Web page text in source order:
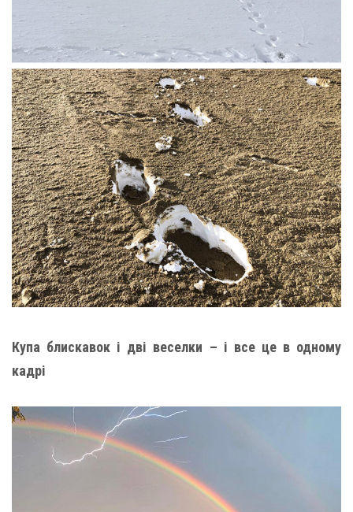
Купа блискавок і дві веселки – і все це в одному
кадрі